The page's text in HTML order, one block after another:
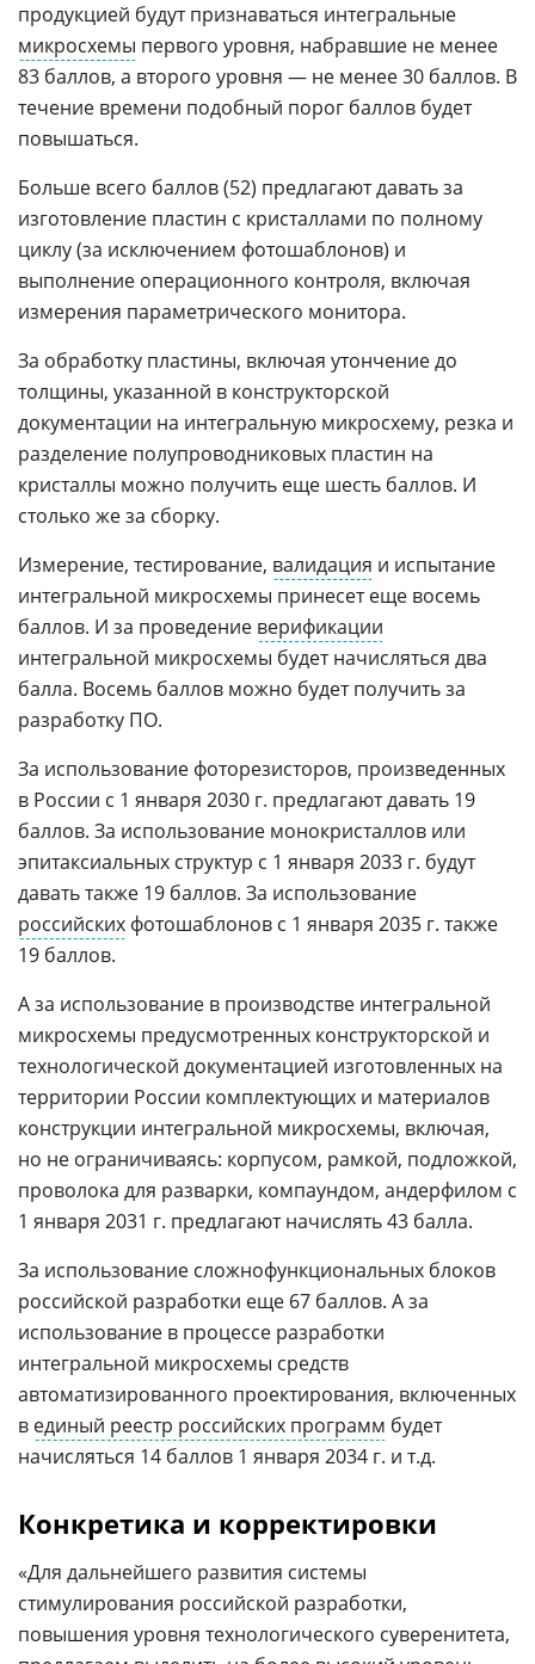
продукцией будут признаваться интегральные
микросхемы первого уровня, набравшие не менее
83 баллов, а второго уровня — не менее 30 баллов. В
течение времени подобный порог баллов будет
повышаться.
Больше всего баллов (52) предлагают давать за
изготовление пластин с кристаллами по полному
циклу (за исключением фотошаблонов) и
выполнение операционного контроля, включая
измерения параметрического монитора.
За обработку пластины, включая утончение до
толщины, указанной в конструкторской
документации на интегральную микросхему, резка и
разделение полупроводниковых пластин на
кристаллы можно получить еще шесть баллов. И
столько же за сборку.
Измерение, тестирование, валидация и испытание
интегральной микросхемы принесет еще восемь
баллов. И за проведение верификации
интегральной микросхемы будет начисляться два
балла. Восемь баллов можно будет получить за
разработку ПО.
За использование фоторезисторов, произведенных
в России с 1 января 2030 г. предлагают давать 19
баллов. За использование монокристаллов или
эпитаксиальных структур с 1 января 2033 г. будут
давать также 19 баллов. За использование
российских фотошаблонов с 1 января 2035 г. также
19 баллов.
А за использование в производстве интегральной
микросхемы предусмотренных конструкторской и
технологической документацией изготовленных на
территории России комплектующих и материалов
конструкции интегральной микросхемы, включая,
но не ограничиваясь: корпусом, рамкой, подложкой,
проволока для разварки, компаундом, андерфилом с
1 января 2031 г. предлагают начислять 43 балла.
За использование сложнофункциональных блоков
российской разработки еще 67 баллов. А за
использование в процессе разработки
интегральной микросхемы средств
автоматизированного проектирования, включенных
в единый реестр российских программ будет
начисляться 14 баллов 1 января 2034 г. и т.д.
Конкретика и корректировки
«Для дальнейшего развития системы
стимулирования российской разработки,
повышения уровня технологического суверенитета,